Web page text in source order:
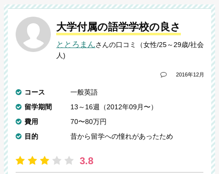
大学付属の語学学校の良さ
ととろまんさんの口コミ（女性/25～29歳/社会
人)
2016年12月
コース
一般英語
留学期間
13～16週（2012年09月〜）
費用
70〜80万円
目的
昔から留学への憧れがあったため
3.8